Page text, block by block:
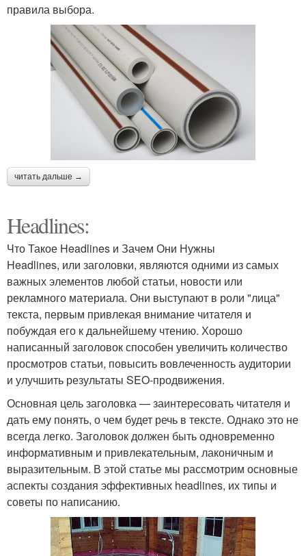
правила выбора.
читать дальше →
Headlines:
Что Такое Headlines и Зачем Они Нужны
Headlines, или заголовки, являются одними из самых
важных элементов любой статьи, новости или
рекламного материала. Они выступают в роли "лица"
текста, первым привлекая внимание читателя и
побуждая его к дальнейшему чтению. Хорошо
написанный заголовок способен увеличить количество
просмотров статьи, повысить вовлеченность аудитории
и улучшить результаты SEO-продвижения.
Основная цель заголовка — заинтересовать читателя и
дать ему понять, о чем будет речь в тексте. Однако это не
всегда легко. Заголовок должен быть одновременно
информативным и привлекательным, лаконичным и
выразительным. В этой статье мы рассмотрим основные
аспекты создания эффективных headlines, их типы и
советы по написанию.